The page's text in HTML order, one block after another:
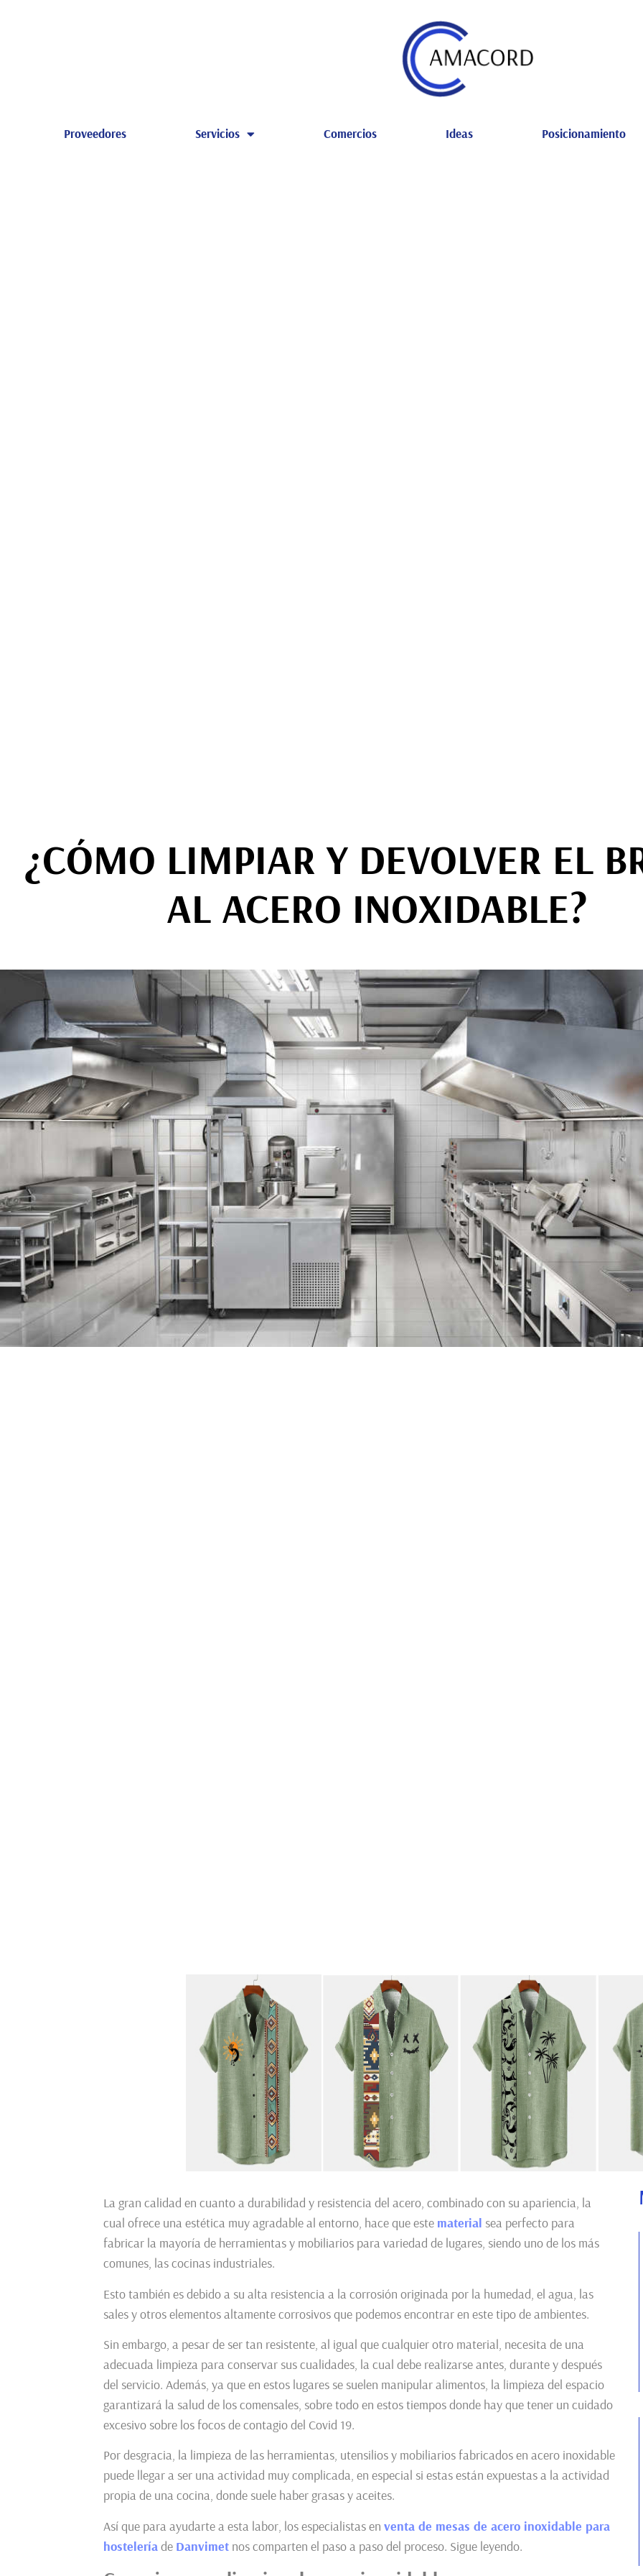
Proveedores Servicios Comercios Ideas Posicionamiento
¿CÓMO LIMPIAR Y DEVOLVER EL
AL ACERO INOXIDABLE?
La gran calidad en cuanto a durabilidad y resistencia del acero, combinado con su apariencia, la
cual ofrece una estética muy agradable al entorno, hace que este material sea perfecto para
fabricar la mayoría de herramientas y mobiliarios para variedad de lugares, siendo uno de los más
comunes, las cocinas industriales.
Esto también es debido a su alta resistencia a la corrosión originada por la humedad, el agua, las
sales y otros elementos altamente corrosivos que podemos encontrar en este tipo de ambientes.
Sin embargo, a pesar de ser tan resistente, al igual que cualquier otro material, necesita de una
adecuada limpieza para conservar sus cualidades, la cual debe realizarse antes, durante y después
del servicio. Además, ya que en estos lugares se suelen manipular alimentos, la limpieza del espacio
garantizará la salud de los comensales, sobre todo en estos tiempos donde hay que tener un cuidado
excesivo sobre los focos de contagio del Covid 19.
Por desgracia, la limpieza de las herramientas, utensilios y mobiliarios fabricados en acero inoxidable
puede llegar a ser una actividad muy complicada, en especial si estas están expuestas a la actividad
propia de una cocina, donde suele haber grasas y aceites.
Así que para ayudarte a esta labor, los especialistas enventa de mesas de acero inoxidable para
hosteleríade Danvimet nos comparten el paso a paso del proceso. Sigue leyendo.